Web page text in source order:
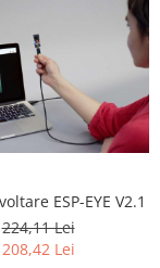
ESP-EYE V2.1
224,11 Lei
208,42 Lei